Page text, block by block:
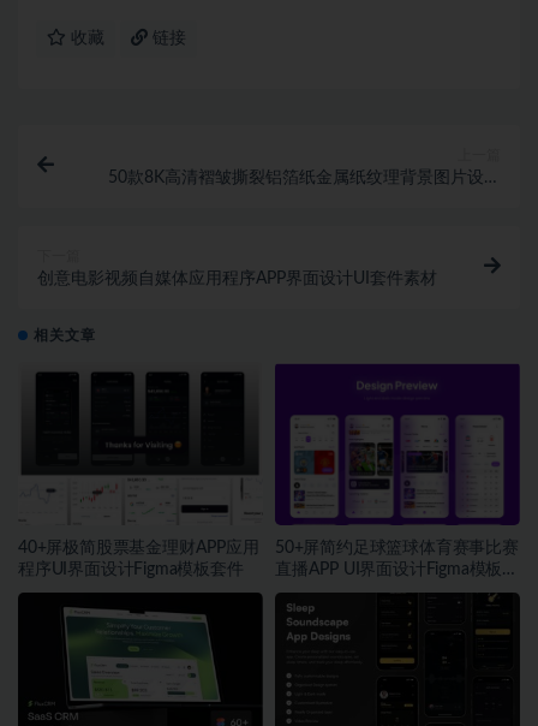
收藏 链接
50款8K高清褶皱撕裂铝箔纸金属纸纹理背景图片设计
创意电影视频自媒体应用程序APP界面设计UI套件素材
相关文章
40+屏极简股票基金理财APP应用
程序UI界面设计Figma模板套件
50+屏简约足球篮球体育赛事比赛
直播APP UI界面设计Figma模板套
件